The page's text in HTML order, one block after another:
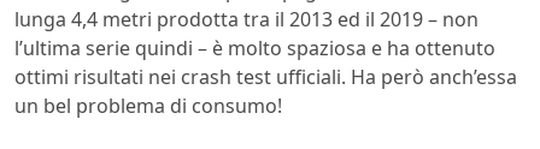
lunga 4,4 metri prodotta tra il 2013 ed il 2019 – non
l’ultima serie quindi – è molto spaziosa e ha ottenuto
ottimi risultati nei crash test ufficiali. Ha però anch’essa
un bel problema di consumo!